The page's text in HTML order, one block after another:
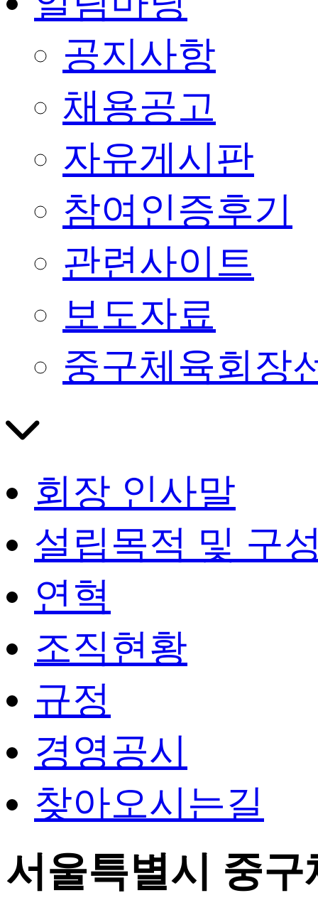
공지사항
채용공고
자유게시판
참여인증후기
관련사이트
보도자료
중구체육회장
회장 인사말
설립목적 및 구
연혁
조직현황
규정
경영공시
찾아오시는길
서울특별시 중구